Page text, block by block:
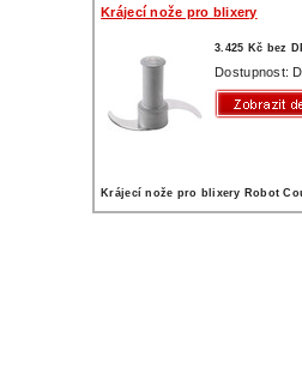
Krájecí nože pro blixery
3.425 Kč bez
Dostupnost:
Krájecí nože pro blixery Robot